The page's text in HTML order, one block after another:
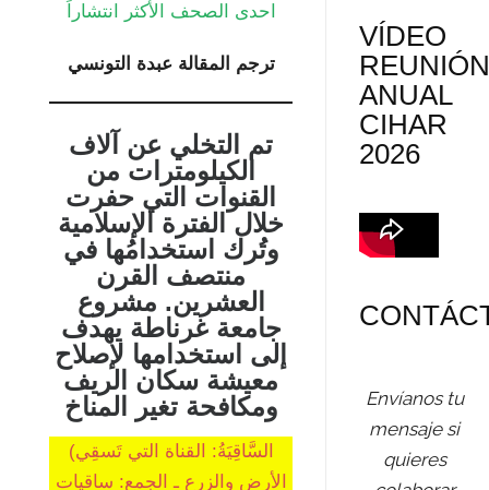
احدى الصحف الأكثر انتشاراً
ترجم المقالة عبدة التونسي
تم التخلي عن آلاف
الكيلومترات من
القنوات التي حفرت
خلال الفترة الإسلامية
وتُرك استخدامُها في
منتصف القرن
العشرين. مشروع
جامعة غرناطة يهدف
إلى استخدامها لإصلاح
معيشة سكان الريف
ومكافحة تغير المناخ
(السَّاقِيَةُ: القناة التي تَسقِي
الأرض والزرع ـ الجمع: ساقيات
VÍDEO
ANUAL
CIHAR
2026
Envíanos tu
mensaje si
quieres